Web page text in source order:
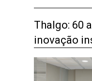
Thalgo: 60
inovação